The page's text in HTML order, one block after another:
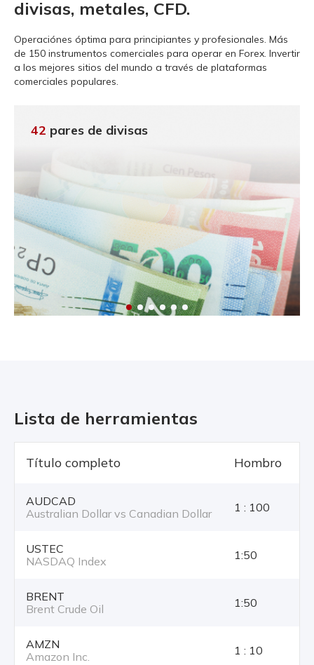
divisas, metales, CFD.
Operaciónes óptima para principiantes y profesionales. Más
de 150 instrumentos comerciales para operar en Forex. Invertir
a los mejores sitios del mundo a través de plataformas
comerciales populares.
42 pares de divisas
Lista de herramientas
Título completo Hombro
AUDCAD
Australian Dollar vs Canadian Dollar
1 : 100
USTEC
NASDAQ Index
1:50
BRENT
Brent Crude Oil
1:50
AMZN
Amazon Inc.
1 : 10